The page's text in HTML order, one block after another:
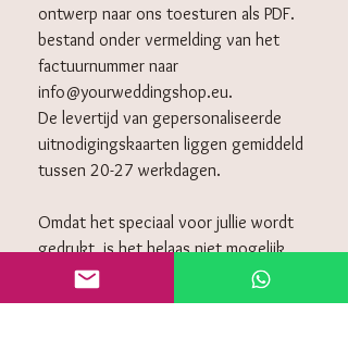
ontwerp naar ons toesturen als PDF.
bestand onder vermelding van het
factuurnummer naar
info@yourweddingshop.eu.
De levertijd van gepersonaliseerde
uitnodigingskaarten liggen gemiddeld
tussen 20-27 werkdagen.
Omdat het speciaal voor jullie wordt
gedrukt, is het helaas niet mogelijk
om deze retour te sturen.